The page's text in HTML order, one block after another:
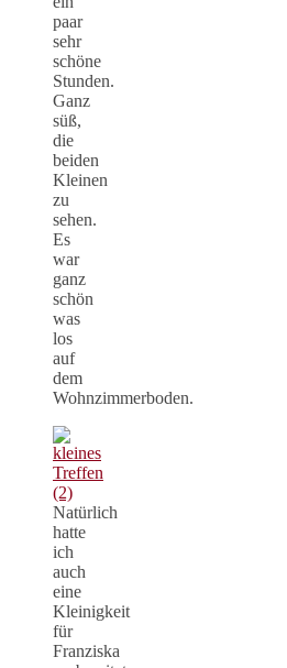
paar
sehr
schöne
Stunden.
Ganz
süß,
die
beiden
Kleinen
zu
sehen.
Es
war
ganz
schön
was
los
auf
dem
Wohnzimmerboden.
Natürlich
hatte
ich
auch
eine
Kleinigkeit
für
Franziska